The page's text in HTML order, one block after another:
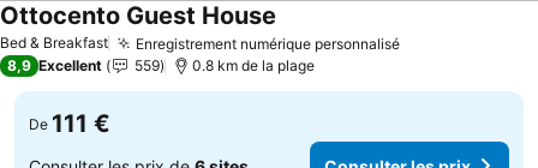
Bed & Breakfast Enregistrement numérique personnalisé
Ottocento Guest House
8,9 Excellent 559 0.8 km de la plage
De 111 €